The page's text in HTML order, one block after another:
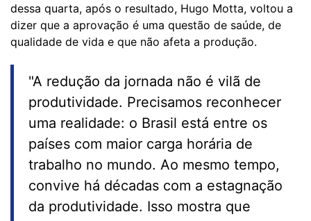
dessa quarta, após o resultado, Hugo Motta, voltou a
dizer que a aprovação é uma questão de saúde, de
qualidade de vida e que não afeta a produção.
"A redução da jornada não é vilã de
produtividade. Precisamos reconhecer
uma realidade: o Brasil está entre os
países com maior carga horária de
trabalho no mundo. Ao mesmo tempo,
convive há décadas com a estagnação
da produtividade. Isso mostra que